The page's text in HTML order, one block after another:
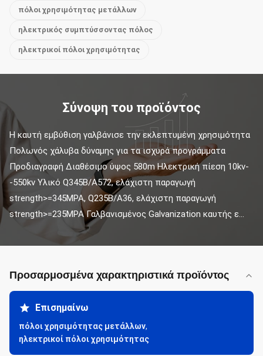
πόλοι χρησιμότητας μετάλλων
ηλεκτρικός συμπτύσσοντας πόλος
ηλεκτρικοί πόλοι χρησιμότητας
Σύνοψη του προϊόντος
Η καυτή εμβύθιση γαλβάνισε την εκλεπτυμένη χρησιμότητα
Πολωνός χάλυβα δύναμης για τα ισχυρά προγράμματα
Προδιαγραφή Διαθέσιμο ύψος 580m Ηλεκτρική πίεση 10kv-
-550kv Υλικό Q345B/A572, ελάχιστη παραγωγή
strength>=345MPA, Q235B/A36, ελάχιστη παραγωγή
strength>=235MPA Γαλβανισμένος Galvanization καυτής ε...
Προσαρμοσμένα χαρακτηριστικά προϊόντος
Επισημαίνω
πόλοι χρησιμότητας μετάλλων,
ηλεκτρικοί πόλοι χρησιμότητας